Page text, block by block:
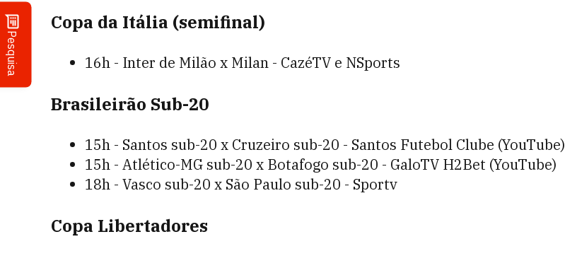
Pesquisa
Copa da Itália (semifinal)
16h - Inter de Milão x Milan - CazéTV e NSports
Brasileirão Sub-20
15h - Santos sub-20 x Cruzeiro sub-20 - Santos Futebol Clube (YouTube)
15h - Atlético-MG sub-20 x Botafogo sub-20 - GaloTV H2Bet (YouTube)
18h - Vasco sub-20 x São Paulo sub-20 - Sportv
Copa Libertadores